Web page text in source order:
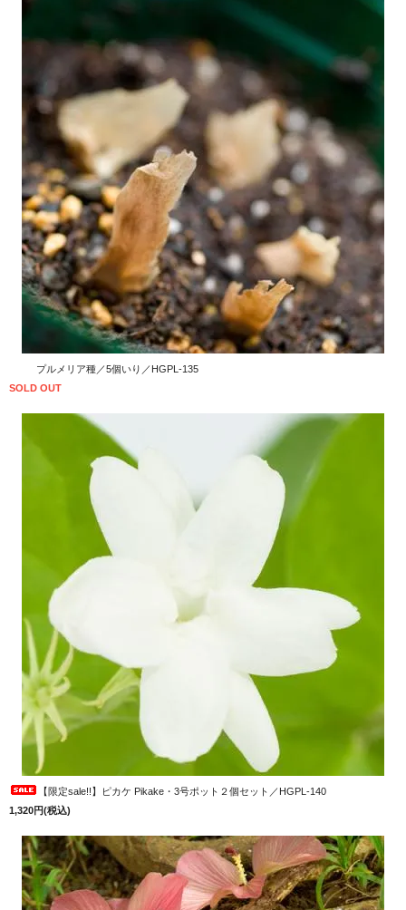
プルメリア種／5個いり／HGPL-135
SOLD OUT
【限定sale!!】ピカケ Pikake・3号ポット２個セット／HGPL-140
1,320円(税込)